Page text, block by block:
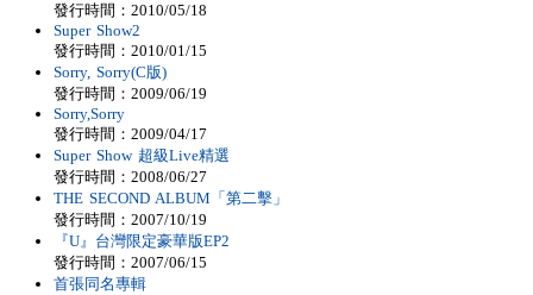
發行時間：2010/05/18
Super Show2
發行時間：2010/01/15
Sorry, Sorry(C版)
發行時間：2009/06/19
Sorry,Sorry
發行時間：2009/04/17
Super Show 超級Live精選
發行時間：2008/06/27
THE SECOND ALBUM「第二擊」
發行時間：2007/10/19
『U』台灣限定豪華版EP2
發行時間：2007/06/15
首張同名專輯